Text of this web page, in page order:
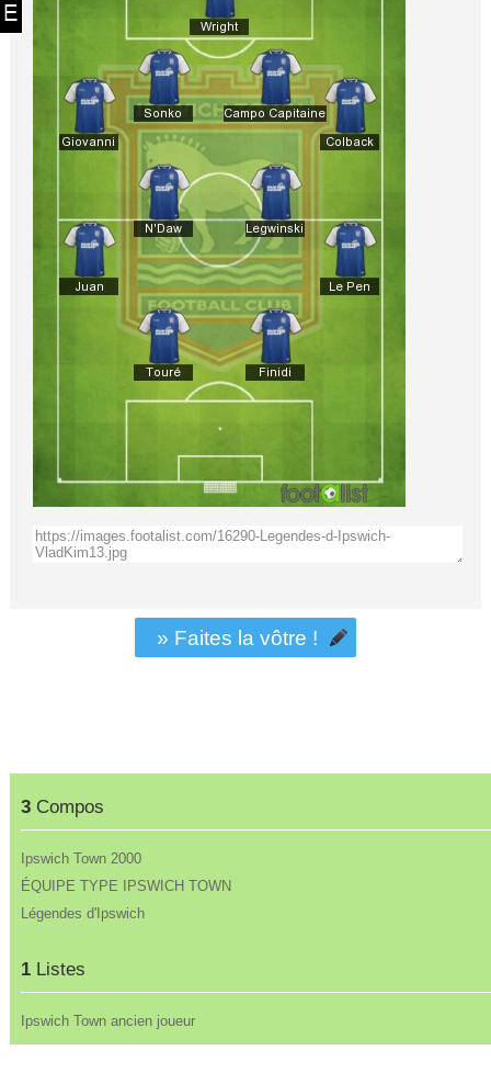
3Compos
Ipswich Town 2000
ÉQUIPE TYPE IPSWICH TOWN
Légendes d'Ipswich
1Listes
Ipswich Town ancien joueur
» Faites la vôtre !